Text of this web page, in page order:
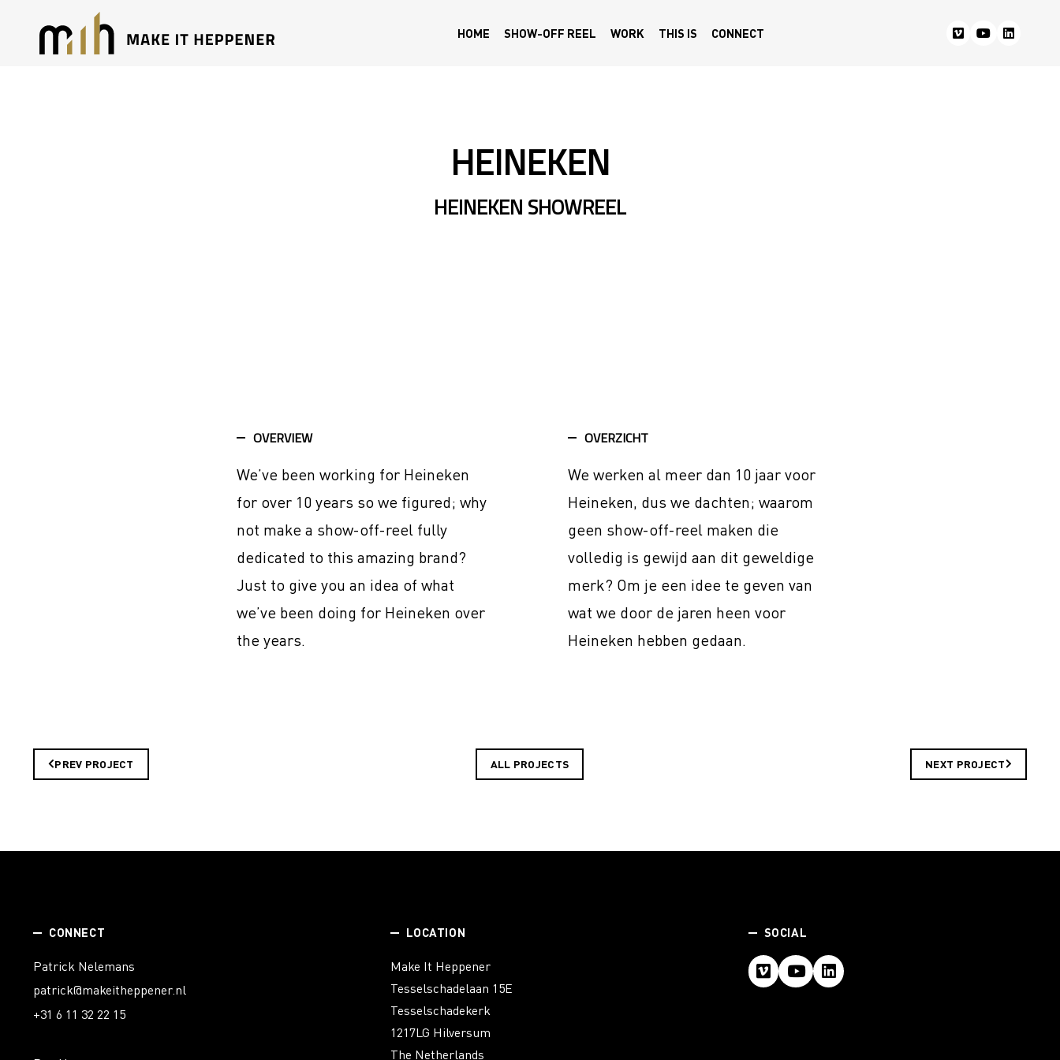
HOME SHOW-OFF REEL WORK THIS IS CONNECT
HEINEKEN
HEINEKEN SHOWREEL
OVERVIEW
We’ve been working for Heineken
for over 10 years so we figured; why
not make a show-off-reel fully
dedicated to this amazing brand?
Just to give you an idea of what
we’ve been doing for Heineken over
the years.
OVERZICHT
We werken al meer dan 10 jaar voor
Heineken, dus we dachten; waarom
geen show-off-reel maken die
volledig is gewijd aan dit geweldige
merk? Om je een idee te geven van
wat we door de jaren heen voor
Heineken hebben gedaan.
PREV PROJECT ALL PROJECTS NEXT PROJECT
CONNECT
Patrick Nelemans
patrick@makeitheppener.nl
+31 6 11 32 22 15
LOCATION
Make It Heppener
Tesselschadelaan 15E
Tesselschadekerk
1217LG Hilversum
The Netherlands
SOCIAL